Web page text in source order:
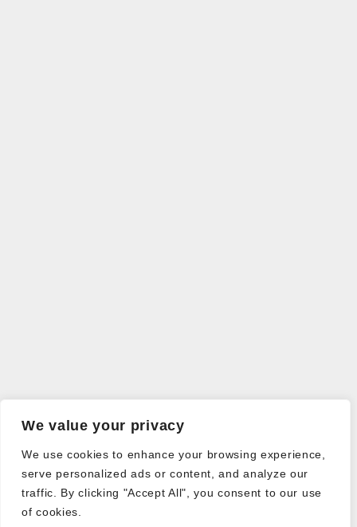
We value your privacy
We use cookies to enhance your browsing experience,
serve personalized ads or content, and analyze our
traffic. By clicking "Accept All", you consent to our use
of cookies.